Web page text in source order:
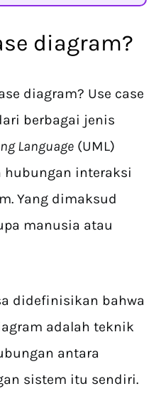
diagram?
diagram? Use case
berbagai jenis
Language (UML)
hubungan interaksi
Yang dimaksud
manusia atau
didefinisikan bahwa
adalah teknik
antara
sistem itu sendiri.